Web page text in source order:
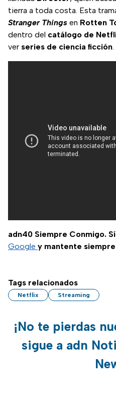
tierra a toda costa. Esta
Stranger Things en Rotten
dentro del catálogo de
ver series de ciencia ficción.
adn40 Siempre Conmigo.
Google y mantente
Tags relacionados
Netflix Streaming
¡No te pierdas
sigue a adn